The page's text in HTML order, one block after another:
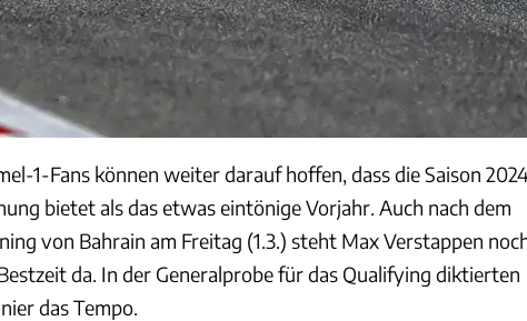
1-Fans können weiter darauf hoffen, dass die Saison
bietet als das etwas eintönige Vorjahr. Auch nach dem
von Bahrain am Freitag (1.3.) steht Max Verstappen
da. In der Generalprobe für das Qualifying diktierten
das Tempo.